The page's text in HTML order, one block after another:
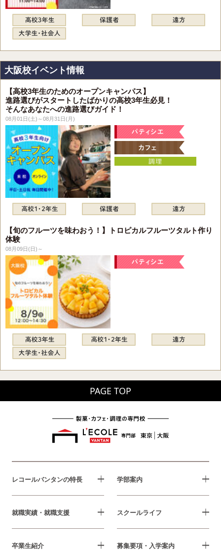
大阪校イベント情報
【高校3年生のためのオープンキャンパス】
進路選びがスタートしたばかりの高校3年生必見！
そんなあなたへの進路選びガイド！
08月01日(土)～08月31日(月)
【旬のフルーツを味わおう！】トロピカルフルーツタルト作り
体験
08月09日(日)～
PAGE TOP
レコールバンタンの特長 学部案内
就職実績・就職支援 スクールライフ
卒業生紹介 募集要項・入学案内